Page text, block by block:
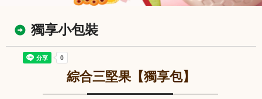
獨享小包裝
綜合三堅果【獨享包】